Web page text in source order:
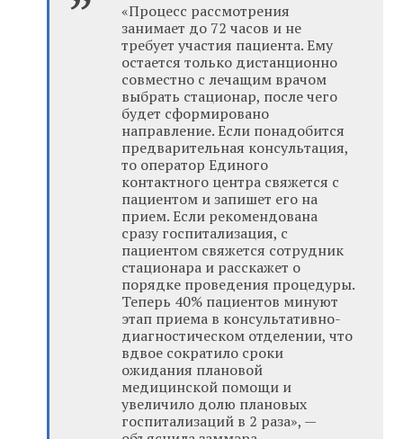
«Процесс рассмотрения
занимает до 72 часов и не
требует участия пациента. Ему
остается только дистанционно
совместно с лечащим врачом
выбрать стационар, после чего
будет сформировано
направление. Если понадобится
предварительная консультация,
то оператор Единого
контактного центра свяжется с
пациентом и запишет его на
прием. Если рекомендована
сразу госпитализация, с
пациентом свяжется сотрудник
стационара и расскажет о
порядке проведения процедуры.
Теперь 40% пациентов минуют
этап приема в консультативно-
диагностическом отделении, что
вдвое сократило сроки
ожидания плановой
медицинской помощи и
увеличило долю плановых
госпитализаций в 2 раза», —